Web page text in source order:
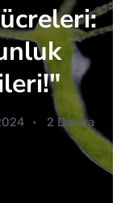
2 Dakika